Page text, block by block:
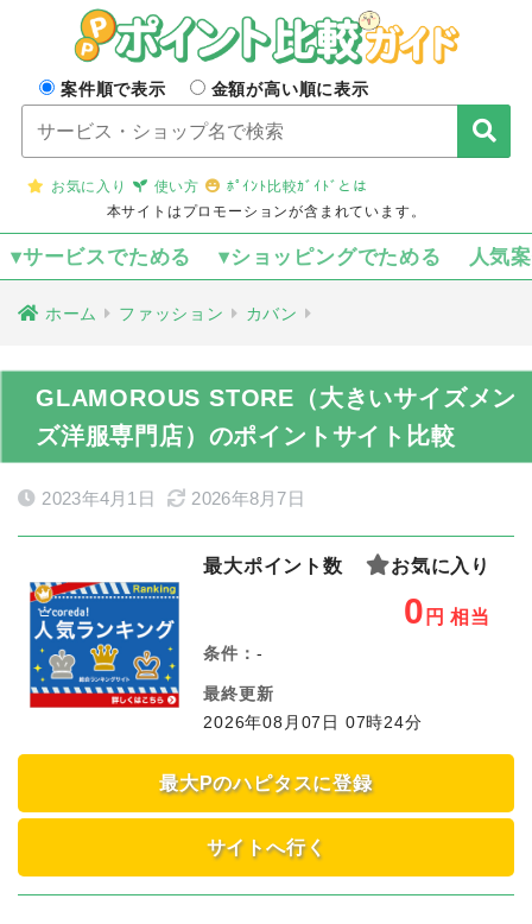
案件順で表示 金額が高い順に表示
お気に入り 使い方
ﾎﾟｲﾝﾄ比較ｶﾞｲﾄﾞとは
本サイトはプロモーションが含まれています。
▾サービスでためる ▾ショッピングでためる 人気
ホーム ファッション カバン
GLAMOROUS STORE（大きいサイズメン
ズ洋服専門店）のポイントサイト比較
2023年4月1日 2026年8月7日
最大ポイント数 お気に入り
0 円 相当
条件： -
最終更新
2026年08月07日 07時24分
最大Pのハピタスに登録
サイトへ行く